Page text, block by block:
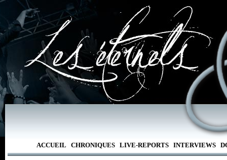
ACCUEIL CHRONIQUES LIVE-REPORTS INTERVIEWS